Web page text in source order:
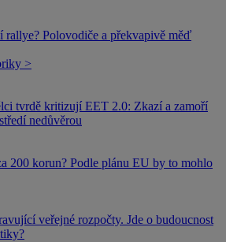
rallye? Polovodiče a překvapivě měď
>
tvrdě kritizují EET 2.0: Zkazí a zamoří
nedůvěrou
200 korun? Podle plánu EU by to mohlo
veřejné rozpočty. Jde o budoucnost